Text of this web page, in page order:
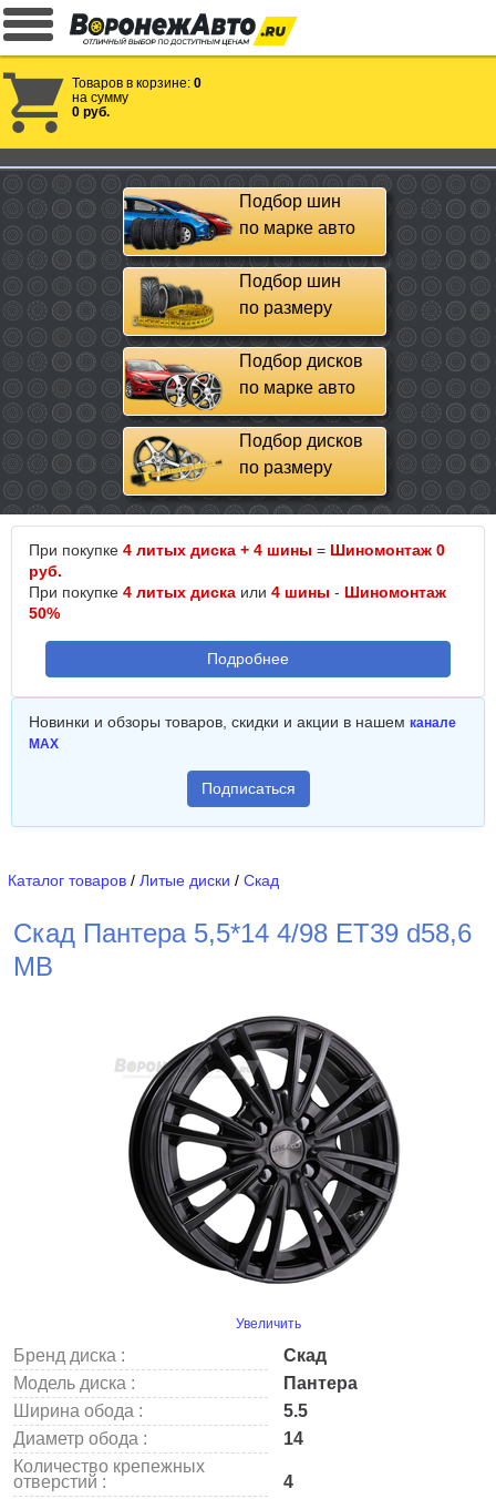
Товаров в корзине: 0
на сумму
0 руб.
Подбор шин
по марке авто
Подбор шин
по размеру
Подбор дисков
по марке авто
Подбор дисков
по размеру
При покупке 4 литых диска + 4 шины = Шиномонтаж 0
руб.
При покупке 4 литых диска или 4 шины - Шиномонтаж
50%
Подробнее
Новинки и обзоры товаров, скидки и акции в нашем канале
MAX
Подписаться
Каталог товаров / Литые диски / Скад
Скад Пантера 5,5*14 4/98 ET39 d58,6
MB
Увеличить
Бренд диска :
Скад
Модель диска :
Пантера
Ширина обода :
5.5
Диаметр обода :
14
Количество крепежных
отверстий :
4